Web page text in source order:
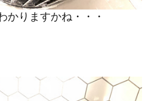
かりますかね・・・